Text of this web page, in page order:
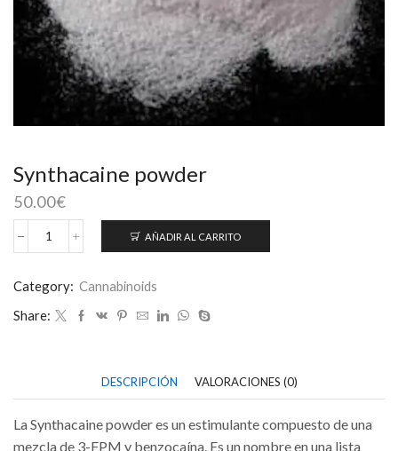
Synthacaine powder
50.00€
Synthacaine
cantidad
AÑADIR AL CARRITO
Category: Cannabinoids
Share:
DESCRIPCIÓN VALORACIONES (0)
La Synthacaine powder es un estimulante compuesto de una
mezcla de 3-FPM y benzocaína. Es un nombre en una lista